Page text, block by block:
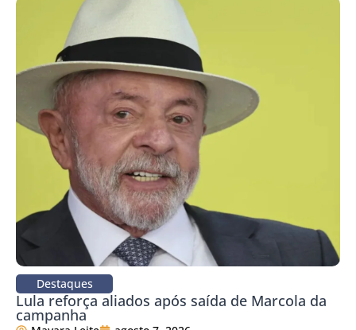
Destaques
Lula reforça aliados após saída de Marcola da
campanha